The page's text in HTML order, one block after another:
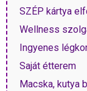
SZÉP kártya
Wellness
Ingyenes
Saját étterem
Macska, kutya